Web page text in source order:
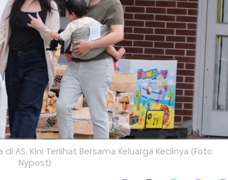
AS, Kini Terlihat Bersama Keluarga Kecilnya (Foto:
Nypost)